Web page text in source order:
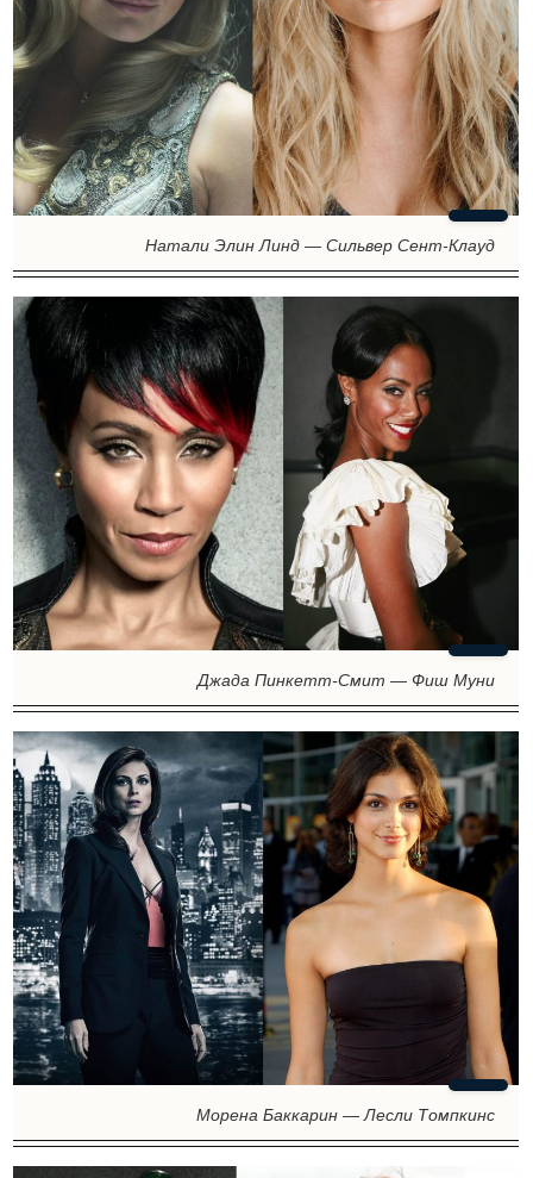
Натали Элин Линд — Сильвер Сент-Клауд
Джада Пинкетт-Смит — Фиш Муни
Морена Баккарин — Лесли Томпкинс